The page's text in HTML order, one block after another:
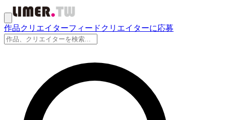
作品クリエイターフィード クリエイターに応募